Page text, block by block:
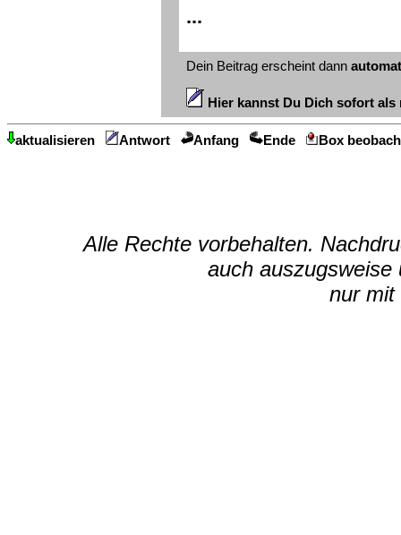
...
Dein Beitrag erscheint dann
Hier kannst Du Dich sofort
aktualisieren Antwort Anfang Ende Box
Alle Rechte vorbehalten.
auch auszugsweise
nur mit